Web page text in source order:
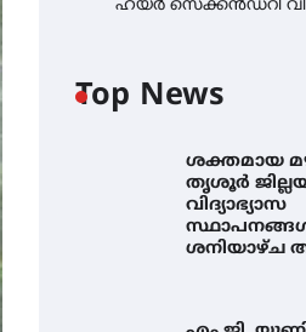
ഹയർ സെക്കൻഡറി
Top News
ശക്തമായ
തൃശൂർ
വിദ്യാഭ്യാസ
ശനിയാഴ്ച